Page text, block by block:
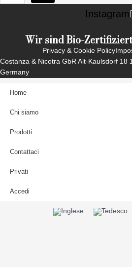
quantità
Instagram
Wir sind Bio-
Privacy & Cookie Policy
Costanza & Nicotra GbR Alt-Kaulsdorf 18
Germany
Home
Chi siamo
Prodotti
Contattaci
Privati
Accedi